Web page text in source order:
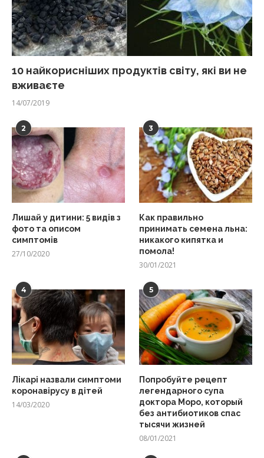
10 найкорисніших продуктів світу, які ви не
вживаєте
14/07/2019
2
Лишай у дитини: 5 видів з
фото та описом
симптомів
27/10/2020
3
Как правильно
принимать семена льна:
никакого кипятка и
помола!
30/01/2021
4
Лікарі назвали симптоми
коронавірусу в дітей
14/03/2020
5
Попробуйте рецепт
легендарного супа
доктора Моро, который
без антибиотиков спас
тысячи жизней
08/01/2021